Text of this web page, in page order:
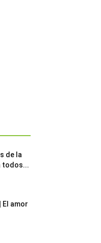
de la
todos...
El amor